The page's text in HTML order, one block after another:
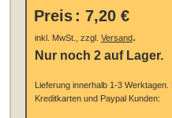
Preis : 7,20 €
inkl. MwSt., zzgl. Versand.
Nur noch 2 auf Lager.
Lieferung innerhalb 1-3 Werktagen.
Kreditkarten und Paypal Kunden: